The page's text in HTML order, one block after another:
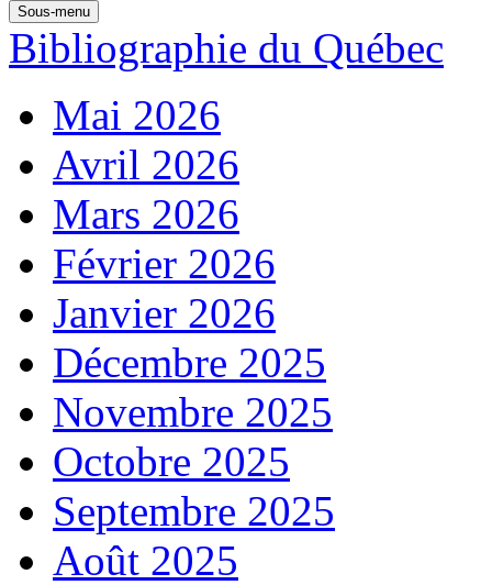
Sous-menu
Bibliographie du Québec
Mai 2026
Avril 2026
Mars 2026
Février 2026
Janvier 2026
Décembre 2025
Novembre 2025
Octobre 2025
Septembre 2025
Août 2025